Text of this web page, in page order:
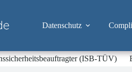
Datenschutz
(ISB-TÜV)